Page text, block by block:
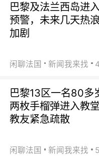
巴黎及法兰西岛进
预警，未来几天热
加剧
闲聊法国 新闻我来找
巴黎13区一名80多
两枚手榴弹进入教
教友紧急疏散
闲聊法国 新闻我来找